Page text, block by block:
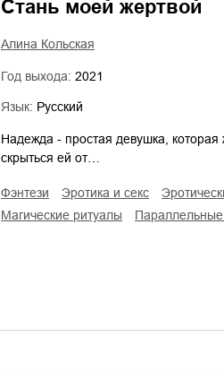
Стань моей жертвой
Алина Кольская
Год выхода: 2021
Язык: Русский
Надежда - простая девушка,
скрыться ей от…
фэнтези эротика и секс
магические ритуалы